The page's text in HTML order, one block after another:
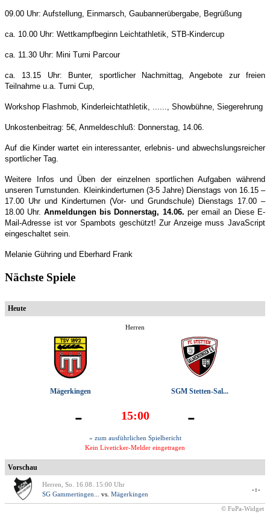
09.00 Uhr: Aufstellung, Einmarsch, Gaubannerübergabe, Begrüßung
ca. 10.00 Uhr: Wettkampfbeginn Leichtathletik, STB-Kindercup
ca. 11.30 Uhr: Mini Turni Parcour
ca. 13.15 Uhr: Bunter, sportlicher Nachmittag, Angebote zur freien
Teilnahme u.a. Turni Cup,
Workshop Flashmob, Kinderleichtathletik, ......, Showbühne, Siegerehrung
Unkostenbeitrag: 5€, Anmeldeschluß: Donnerstag, 14.06.
Auf die Kinder wartet ein interessanter, erlebnis- und abwechslungsreicher
sportlicher Tag.
Weitere Infos und Üben der einzelnen sportlichen Aufgaben während
unseren Turnstunden. Kleinkinderturnen (3-5 Jahre) Dienstags von 16.15 –
17.00 Uhr und Kinderturnen (Vor- und Grundschule) Dienstags 17.00 –
18.00 Uhr. Anmeldungen bis Donnerstag, 14.06. per email an Diese E-
Mail-Adresse ist vor Spambots geschützt! Zur Anzeige muss JavaScript
eingeschaltet sein.
Melanie Gühring und Eberhard Frank
Nächste Spiele
Heute
Herren
Mägerkingen SGM Stetten-Sal...
- 15:00 -
» zum ausführlichen Spielbericht
Kein Liveticker-Melder eingetragen
Vorschau
Herren, So. 16.08. 15:00 Uhr
SG Gammertingen...
vs. Mägerkingen
-:-
© FuPa-Widget